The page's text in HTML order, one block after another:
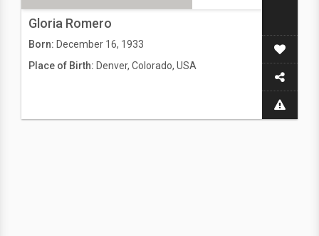
Gloria Romero
Born: December 16, 1933
Place of Birth: Denver, Colorado, USA